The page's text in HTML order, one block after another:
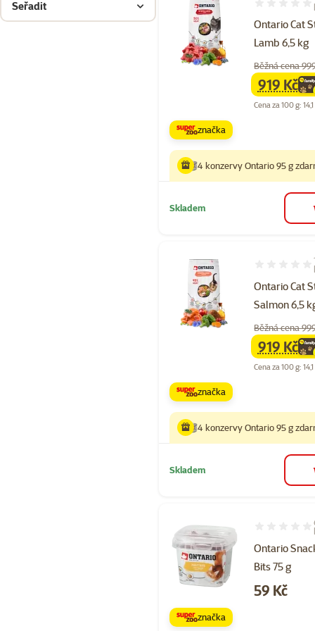
Seřadit
Ontario Cat
Lamb 6,5 kg
Hodnocení
Běžná cena
family
919 Kč
Cena za 100 g:
značka
4 konzervy Ontario 95 g
Skladem
Ontario Cat
Salmon 6,5
Hodnocení
Běžná cena
family
919 Kč
Cena za 100 g:
značka
4 konzervy Ontario 95 g
Skladem
Ontario
Bits 75 g
Hodnocení
Cena
59 Kč
značka